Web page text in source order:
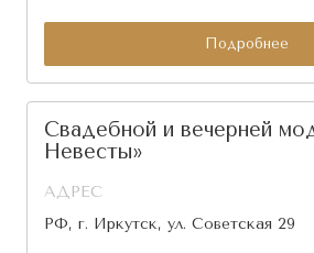
Подробнее
Свадебной и вечерней
Невесты»
АДРЕС
РФ, г. Иркутск, ул. Советская 29